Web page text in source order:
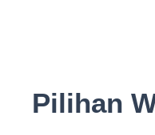
Pilihan